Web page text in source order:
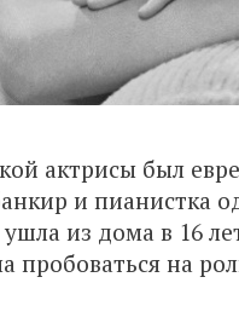
актрисы был
и пианистка
из дома в 16
пробоваться на